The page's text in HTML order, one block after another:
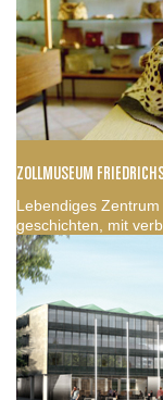
ZOLLMUSEUM
Lebendiges
geschichten, mit